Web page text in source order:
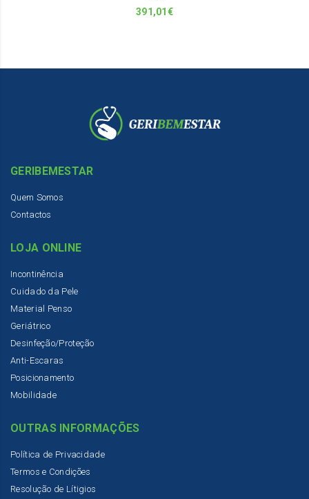
391,01 €
GERIBEMESTAR
Quem Somos
Contactos
LOJA ONLINE
Incontinência
Cuidado da Pele
Material Penso
Geriátrico
Desinfeção/Proteção
Anti-Escaras
Posicionamento
Mobilidade
OUTRAS INFORMAÇÕES
Política de Privacidade
Termos e Condições
Resolução de Lítigios